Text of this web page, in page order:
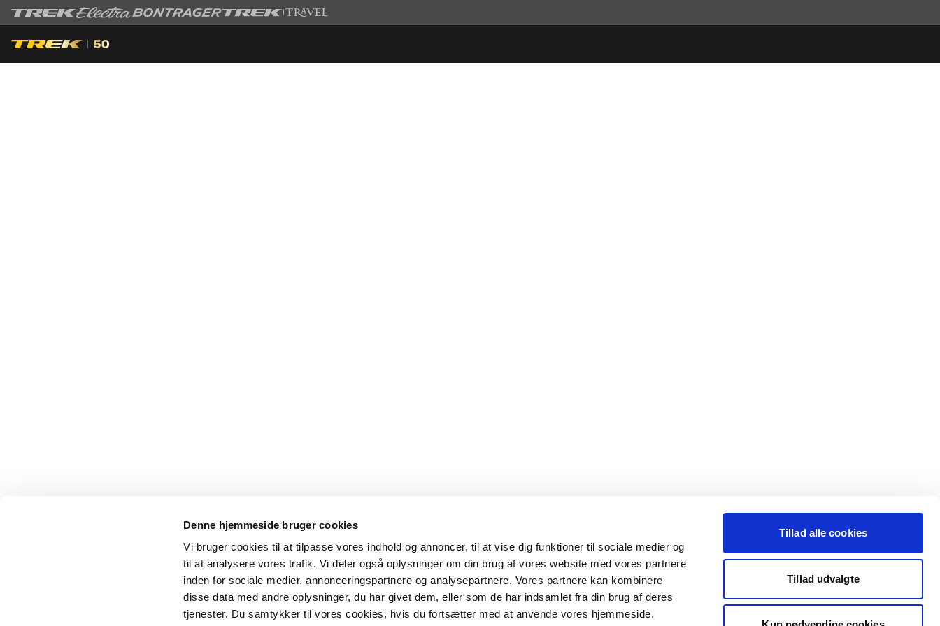
Denne hjemmeside bruger cookies
Vi bruger cookies til at tilpasse vores indhold og annoncer, til at vise dig funktioner til sociale medier og
til at analysere vores trafik. Vi deler også oplysninger om din brug af vores website med vores partnere
inden for sociale medier, annonceringspartnere og analysepartnere. Vores partnere kan kombinere
disse data med andre oplysninger, du har givet dem, eller som de har indsamlet fra din brug af deres
tjenester. Du samtykker til vores cookies, hvis du fortsætter med at anvende vores hjemmeside.
Tillad alle cookies
Tillad udvalgte